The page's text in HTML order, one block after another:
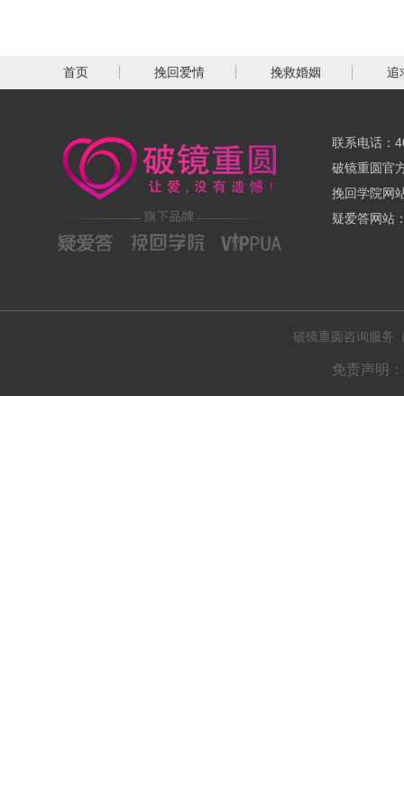
首页 挽回爱情 挽救婚姻 追
联系电话：
破镜重圆官
挽回学院网
疑爱答网站
破镜重圆咨询服
免责声明